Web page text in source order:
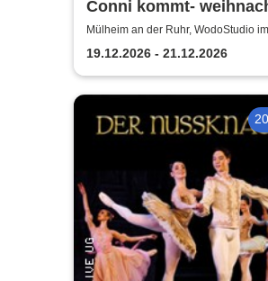
Conni kommt-
WodoStudio im
Ringlokschuppen Ruhr
Mülheim an der Ruhr, WodoStudio im
Ringlokschuppen Ruhr
19.12.2026 - 21.12.2026